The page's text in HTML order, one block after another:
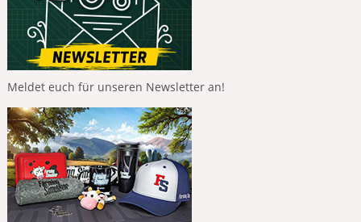
Meldet euch für unseren Newsletter an!